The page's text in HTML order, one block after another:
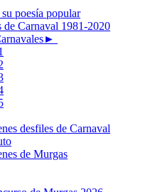
poesía popular
de Carnaval 1981-2020
desfiles de Carnaval
de Murgas